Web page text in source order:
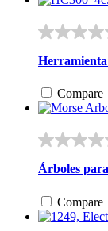
0.0
5
Compare
0.0
de
5
Árboles
Compare